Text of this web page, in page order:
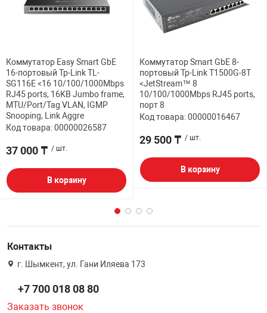
Коммутатор Easy Smart GbE
16-портовый Tp-Link TL-
SG116E <16 10/100/1000Mbps
RJ45 ports, 16KB Jumbo frame,
MTU/Port/Tag VLAN, IGMP
Snooping, Link Aggre
Код товара: 00000026587
37 000 ₸ / шт.
В корзину
Коммутатор Smart GbE 8-
портовый Tp-Link T1500G-8T
<JetStream™ 8
10/100/1000Mbps RJ45 ports,
порт 8
Код товара: 00000016467
29 500 ₸ / шт.
В корзину
Контакты
г. Шымкент, ул. Гани Иляева 173
+7 700 018 08 80
Заказать звонок